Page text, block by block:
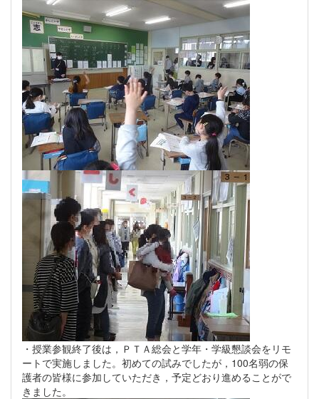
・授業参観終了後は，ＰＴＡ総会と学年・学級懇談会をリモ
ートで実施しました。初めての試みでしたが，100名弱の保
護者の皆様に参加していただき，予定どおり進めることがで
きました。